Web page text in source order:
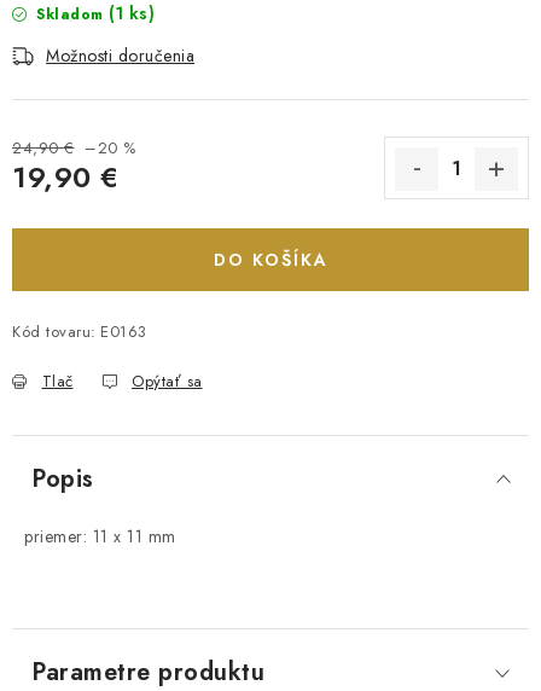
Skladom (1 ks)
Možnosti doručenia
24,90 € –20 %
19,90 €
DO KOŠÍKA
Kód tovaru: E0163
Tlač Opýtať sa
Popis
priemer: 11 x 11 mm
Parametre produktu